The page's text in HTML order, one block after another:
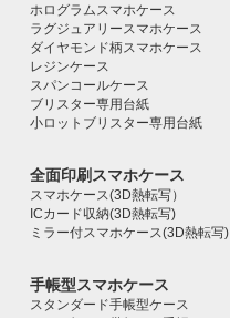
ホログラムスマホケース
ラグジュアリースマホケース
ダイヤモンド柄スマホケース
レジンケース
スパンコールケース
ブリスター専用台紙
小ロットブリスター専用台紙
全面印刷スマホケース
スマホケース(3D熱転写）
ICカード収納(3D熱転写)
ミラー付スマホケース(3D熱転写)
手帳型スマホケース
スタンダード手帳型ケース